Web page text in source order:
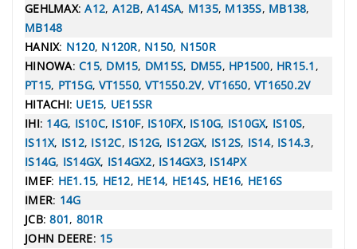
GEHLMAX:A12, A12B, A14SA, M135, M135S, MB138,
MB148
HANIX: N120, N120R, N150, N150R
HINOWA: C15, DM15, DM15S, DM55, HP1500, HR15.1 ,
PT15, PT15G,VT1550,VT1550.2V, VT1650, VT1650.2V
HITACHI: UE15, UE15SR
IHI: 14G, IS10C, IS10F, IS10FX, IS10G, IS10GX, IS10S,
IS11X, IS12, IS12C, IS12G, IS12GX, IS12S, IS14, IS14.3,
IS14G, IS14GX, IS14GX2, IS14GX3, IS14PX
IMEF: HE1.15, HE12, HE14, HE14S, HE16, HE16S
IMER: 14G
JCB:801, 801R
JOHN DEERE: 15